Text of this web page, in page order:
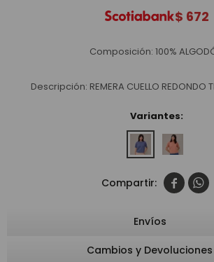
$ 672
Composición: 100%
Descripción: REMERA CUELLO REDONDO
Variantes:
 
Envíos
Cambios y Devoluciones